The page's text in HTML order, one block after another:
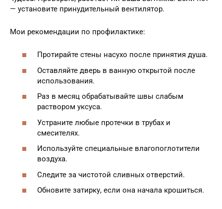
— установите принудительный вентилятор.
Мои рекомендации по профилактике:
Протирайте стены насухо после принятия душа.
Оставляйте дверь в ванную открытой после
использования.
Раз в месяц обрабатывайте швы слабым
раствором уксуса.
Устраните любые протечки в трубах и
смесителях.
Используйте специальные влагопоглотители
воздуха.
Следите за чистотой сливных отверстий.
Обновите затирку, если она начала крошиться.